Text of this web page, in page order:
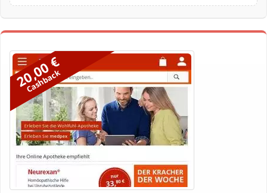
20,00 €
Cashback